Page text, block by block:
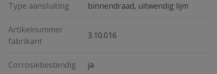
Type aansluiting binnendraad, uitwendig lijm
Artikelnummer
fabrikant
3.10.016
Corrosiebestendig ja